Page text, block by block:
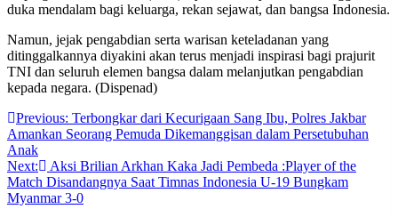
duka mendalam bagi keluarga, rekan sejawat, dan bangsa Indonesia.
Namun, jejak pengabdian serta warisan keteladanan yang
ditinggalkannya diyakini akan terus menjadi inspirasi bagi prajurit
TNI dan seluruh elemen bangsa dalam melanjutkan pengabdian
kepada negara. (Dispenad)
Post
navigation
Previous: Terbongkar dari Kecurigaan Sang Ibu, Polres Jakbar
Amankan Seorang Pemuda Dikemanggisan dalam Persetubuhan
Anak
Next:
Aksi Brilian Arkhan Kaka Jadi Pembeda :Player of the
Match Disandangnya Saat Timnas Indonesia U-19 Bungkam
Myanmar 3-0